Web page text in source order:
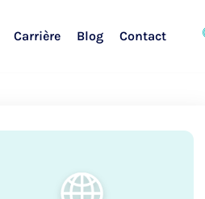
Carrière Blog Contact